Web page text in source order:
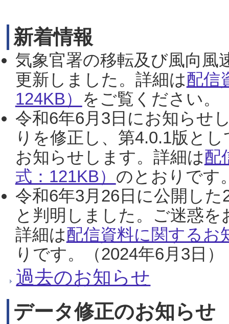
新着情報
気象官署の移転及び風向風
更新しました。詳細は配信
124KB） をご覧ください。
令和6年6月3日にお知らせ
りを修正し、第4.0.1版と
お知らせします。詳細は配
式：121KB） のとおりです
令和6年3月26日に公開し
と判明しました。ご迷惑
詳細は配信資料に関するお
りです。（2024年6月3日）
過去のお知らせ
データ修正のお知らせ